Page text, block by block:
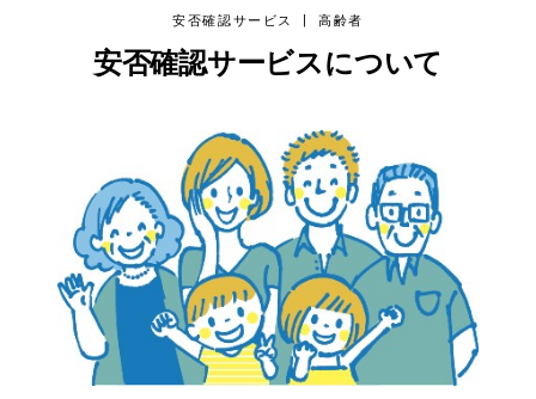
安否確認サービス 高齢者
安否確認サービスについて